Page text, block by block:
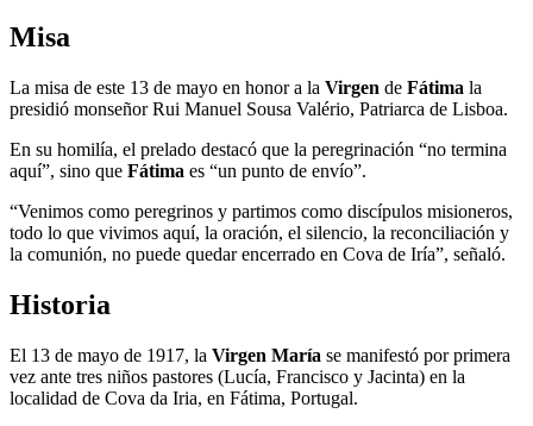
Misa
La misa de este 13 de mayo en honor a la Virgen de Fátima la
presidió monseñor Rui Manuel Sousa Valério, Patriarca de Lisboa.
En su homilía, el prelado destacó que la peregrinación “no termina
aquí”, sino que Fátima es “un punto de envío”.
“Venimos como peregrinos y partimos como discípulos misioneros,
todo lo que vivimos aquí, la oración, el silencio, la reconciliación y
la comunión, no puede quedar encerrado en Cova de Iría”, señaló.
Historia
El 13 de mayo de 1917, la Virgen María se manifestó por primera
vez ante tres niños pastores (Lucía, Francisco y Jacinta) en la
localidad de Cova da Iria, en Fátima, Portugal.